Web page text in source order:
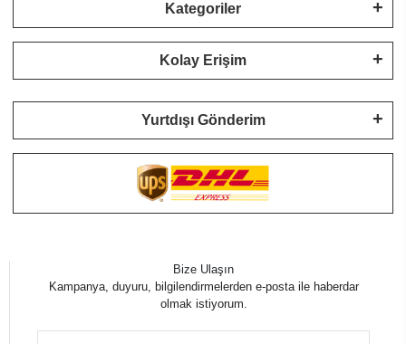
Kategoriler
Kolay Erişim
Yurtdışı Gönderim
Bize Ulaşın
Kampanya, duyuru, bilgilendirmelerden e-posta ile haberdar
olmak istiyorum.